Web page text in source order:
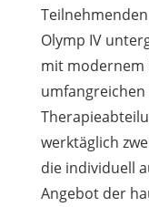
Olymp IV
mit
umfangreichen
werktäglich
die individuell
Angebot der